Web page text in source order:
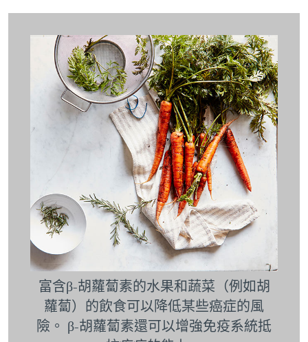
富含β-胡蘿蔔素的水果和蔬菜（例如胡
蘿蔔）的飲食可以降低某些癌症的風
險。 β-胡蘿蔔素還可以增強免疫系統抵